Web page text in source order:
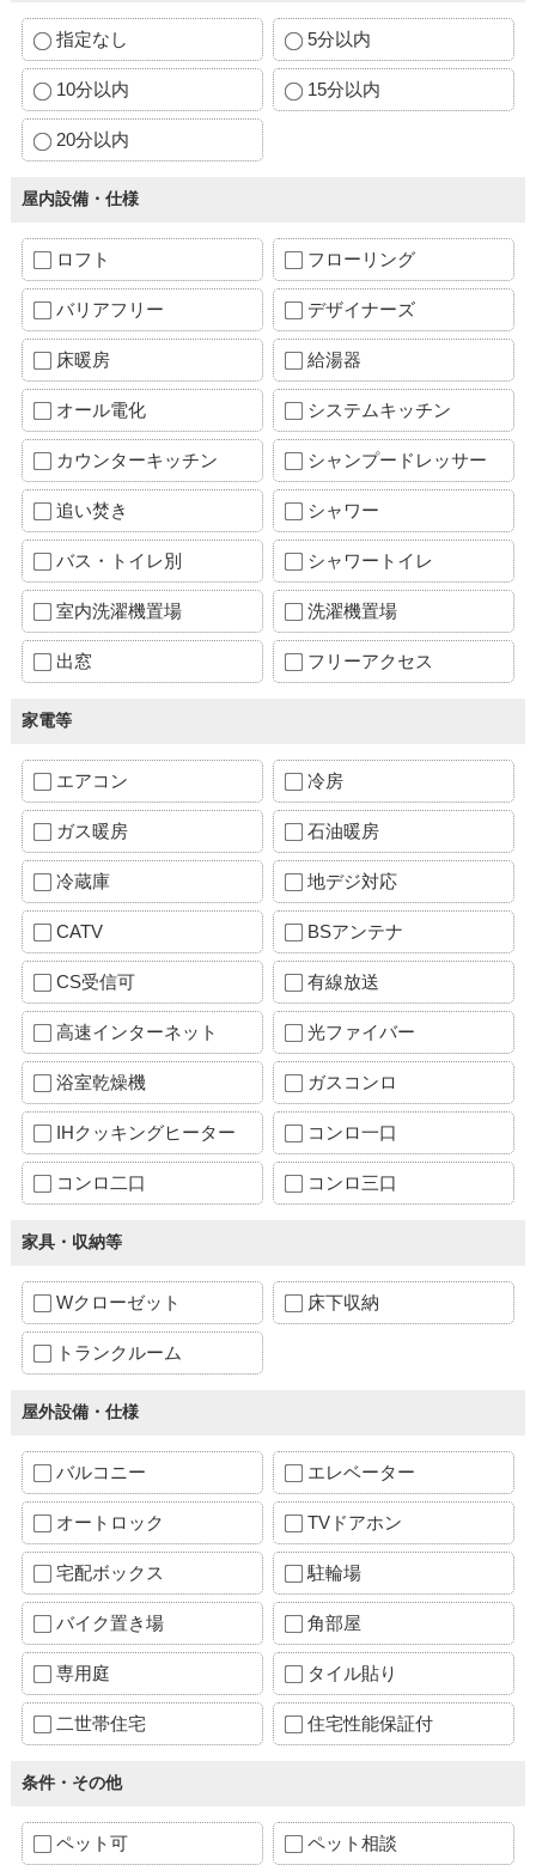
指定なし 5分以内
10分以内 15分以内
20分以内
屋内設備・仕様
ロフト フローリング
バリアフリー デザイナーズ
床暖房 給湯器
オール電化 システムキッチン
カウンターキッチン シャンプードレッサー
追い焚き シャワー
バス・トイレ別 シャワートイレ
室内洗濯機置場 洗濯機置場
出窓 フリーアクセス
家電等
エアコン 冷房
ガス暖房 石油暖房
冷蔵庫 地デジ対応
CATV BSアンテナ
CS受信可 有線放送
高速インターネット 光ファイバー
浴室乾燥機 ガスコンロ
IHクッキングヒーター コンロ一口
コンロ二口 コンロ三口
家具・収納等
Wクローゼット 床下収納
トランクルーム
屋外設備・仕様
バルコニー エレベーター
オートロック TVドアホン
宅配ボックス 駐輪場
バイク置き場 角部屋
専用庭 タイル貼り
二世帯住宅 住宅性能保証付
条件・その他
ペット可 ペット相談